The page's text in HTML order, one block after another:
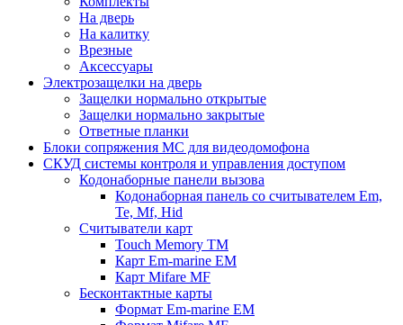
На дверь
На калитку
Врезные
Аксессуары
Электрозащелки на дверь
Защелки нормально открытые
Защелки нормально закрытые
Ответные планки
Блоки сопряжения МС для видеодомофона
СКУД системы контроля и управления доступом
Кодонаборные панели вызова
Кодонаборная панель со считывателем Em,
Te, Mf, Hid
Считыватели карт
Touch Memory TM
Карт Em-marine EM
Карт Mifare MF
Бесконтактные карты
Формат Em-marine EM